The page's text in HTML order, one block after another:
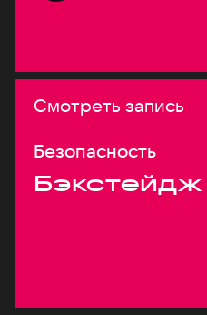
Смотреть запись
Безопасность
Бэкстейдж